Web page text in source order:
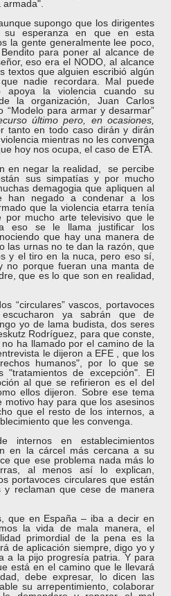
supongo que los dirigentes
su esperanza en que en esta
la gente generalmente lee poco,
para poner al alcance de
eso era el NODO, al alcance
textos que alguien escribió algún
nadie recordara. Mal puede
apoya la violencia cuando su
la organización, Juan Carlos
“Modelo para armar y desarmar”
último pero, en ocasiones,
tanto en todo caso dirán y dirán
mientras no les convenga
hoy nos ocupa, el caso de ETA.
en negar la realidad, se percibe
sus simpatías y por mucho
demagogia que apliquen al
han negado a condenar a los
que la violencia etarra tenía
por mucho arte televisivo que le
eso se le llama justificar los
que hay una manera de
las urnas no te dan la razón, que
y el tiro en la nuca, pero eso sí,
no porque fueran una manta de
que es lo que son en realidad,
“circulares” vascos, portavoces
ya sabrán que de
yo de lama budista, dos seres
Rodríguez, para que conste,
ha llamado por el camino de la
le dijeron a EFE , que los
humanos", por lo que se
"tratamientos de excepción". El
al que se refirieron es el del
ellos dijeron. Sobre ese tema
motivo hay para que los asesinos
que el resto de los internos, a
que les convenga.
internos en establecimientos
en la cárcel más cercana a su
que ese problema nada más lo
al menos así lo explican,
portavoces circulares que están
y reclaman que cese de manera
que en España – iba a decir en
la vida de mala manera, el
primordial de la pena es la
de aplicación siempre, digo yo y
a la pijo progresía patria. Y para
está en el camino que le llevará
debe expresar, lo dicen las
su arrepentimiento, colaborar